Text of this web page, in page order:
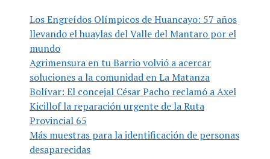
Los Engreídos Olímpicos de Huancayo: 57 años
llevando el huaylas del Valle del Mantaro por el
mundo
Agrimensura en tu Barrio volvió a acercar
soluciones a la comunidad en La Matanza
Bolívar: El concejal César Pacho reclamó a Axel
Kicillof la reparación urgente de la Ruta
Provincial 65
Más muestras para la identificación de personas
desaparecidas